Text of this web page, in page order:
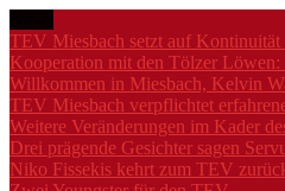
TEV Miesbach setzt auf Kontinuität
Kooperation mit den Tölzer
Willkommen in Miesbach, Kelvin
TEV Miesbach verpflichtet
Weitere Veränderungen im Kader
Drei prägende Gesichter sagen
Niko Fissekis kehrt zum TEV